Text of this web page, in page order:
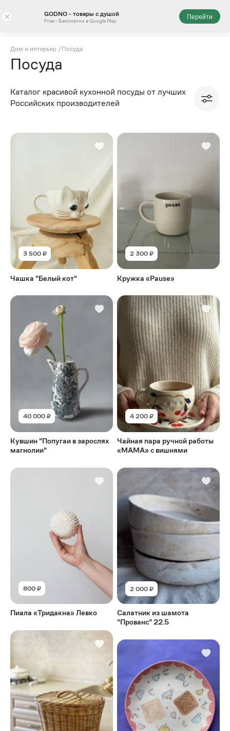
× GODNO - товары с душой
Free - Бесплатно в Google Play
Перейти
⁠Дом и интерьер /Посуда
Посуда
Каталог красивой кухонной посуды от лучших
Российских производителей
3 500 ₽
Чашка "Белый кот"
40 000 ₽
Кувшин "Попугаи в зарослях
магнолии"
800 ₽
Пиала «Тридакна» Левко
2 300 ₽
Кружка «Pause»
4 200 ₽
Чайная пара ручной работы
«МАМА» с вишнями
2 000 ₽
Салатник из шамота
"Прованс" 22.5